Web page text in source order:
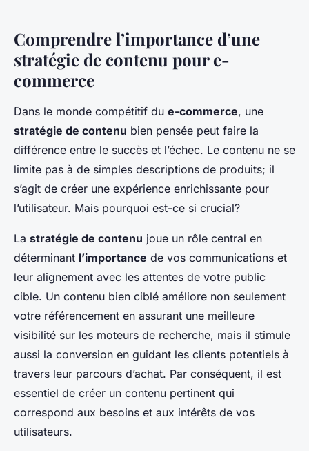
Comprendre l’importance d’une
stratégie de contenu pour e-
commerce
Dans le monde compétitif du e-commerce, une
stratégie de contenu bien pensée peut faire la
différence entre le succès et l’échec. Le contenu ne se
limite pas à de simples descriptions de produits; il
s’agit de créer une expérience enrichissante pour
l’utilisateur. Mais pourquoi est-ce si crucial?
La stratégie de contenu joue un rôle central en
déterminant l’importance de vos communications et
leur alignement avec les attentes de votre public
cible. Un contenu bien ciblé améliore non seulement
votre référencement en assurant une meilleure
visibilité sur les moteurs de recherche, mais il stimule
aussi la conversion en guidant les clients potentiels à
travers leur parcours d’achat. Par conséquent, il est
essentiel de créer un contenu pertinent qui
correspond aux besoins et aux intérêts de vos
utilisateurs.